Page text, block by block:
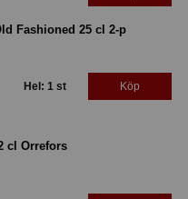
Fashioned 25 cl 2-p
Hel: 1 st Köp
cl Orrefors